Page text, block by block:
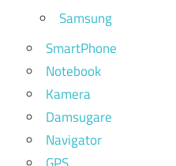
Samsung
SmartPhone
Notebook
Kamera
Damsugare
Navigator